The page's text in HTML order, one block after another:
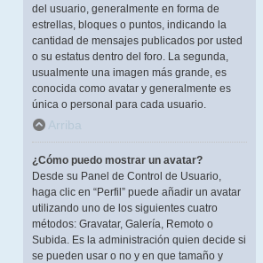
del usuario, generalmente en forma de
estrellas, bloques o puntos, indicando la
cantidad de mensajes publicados por usted
o su estatus dentro del foro. La segunda,
usualmente una imagen más grande, es
conocida como avatar y generalmente es
única o personal para cada usuario.
Arriba
¿Cómo puedo mostrar un avatar?
Desde su Panel de Control de Usuario,
haga clic en “Perfil” puede añadir un avatar
utilizando uno de los siguientes cuatro
métodos: Gravatar, Galería, Remoto o
Subida. Es la administración quien decide si
se pueden usar o no y en que tamaño y